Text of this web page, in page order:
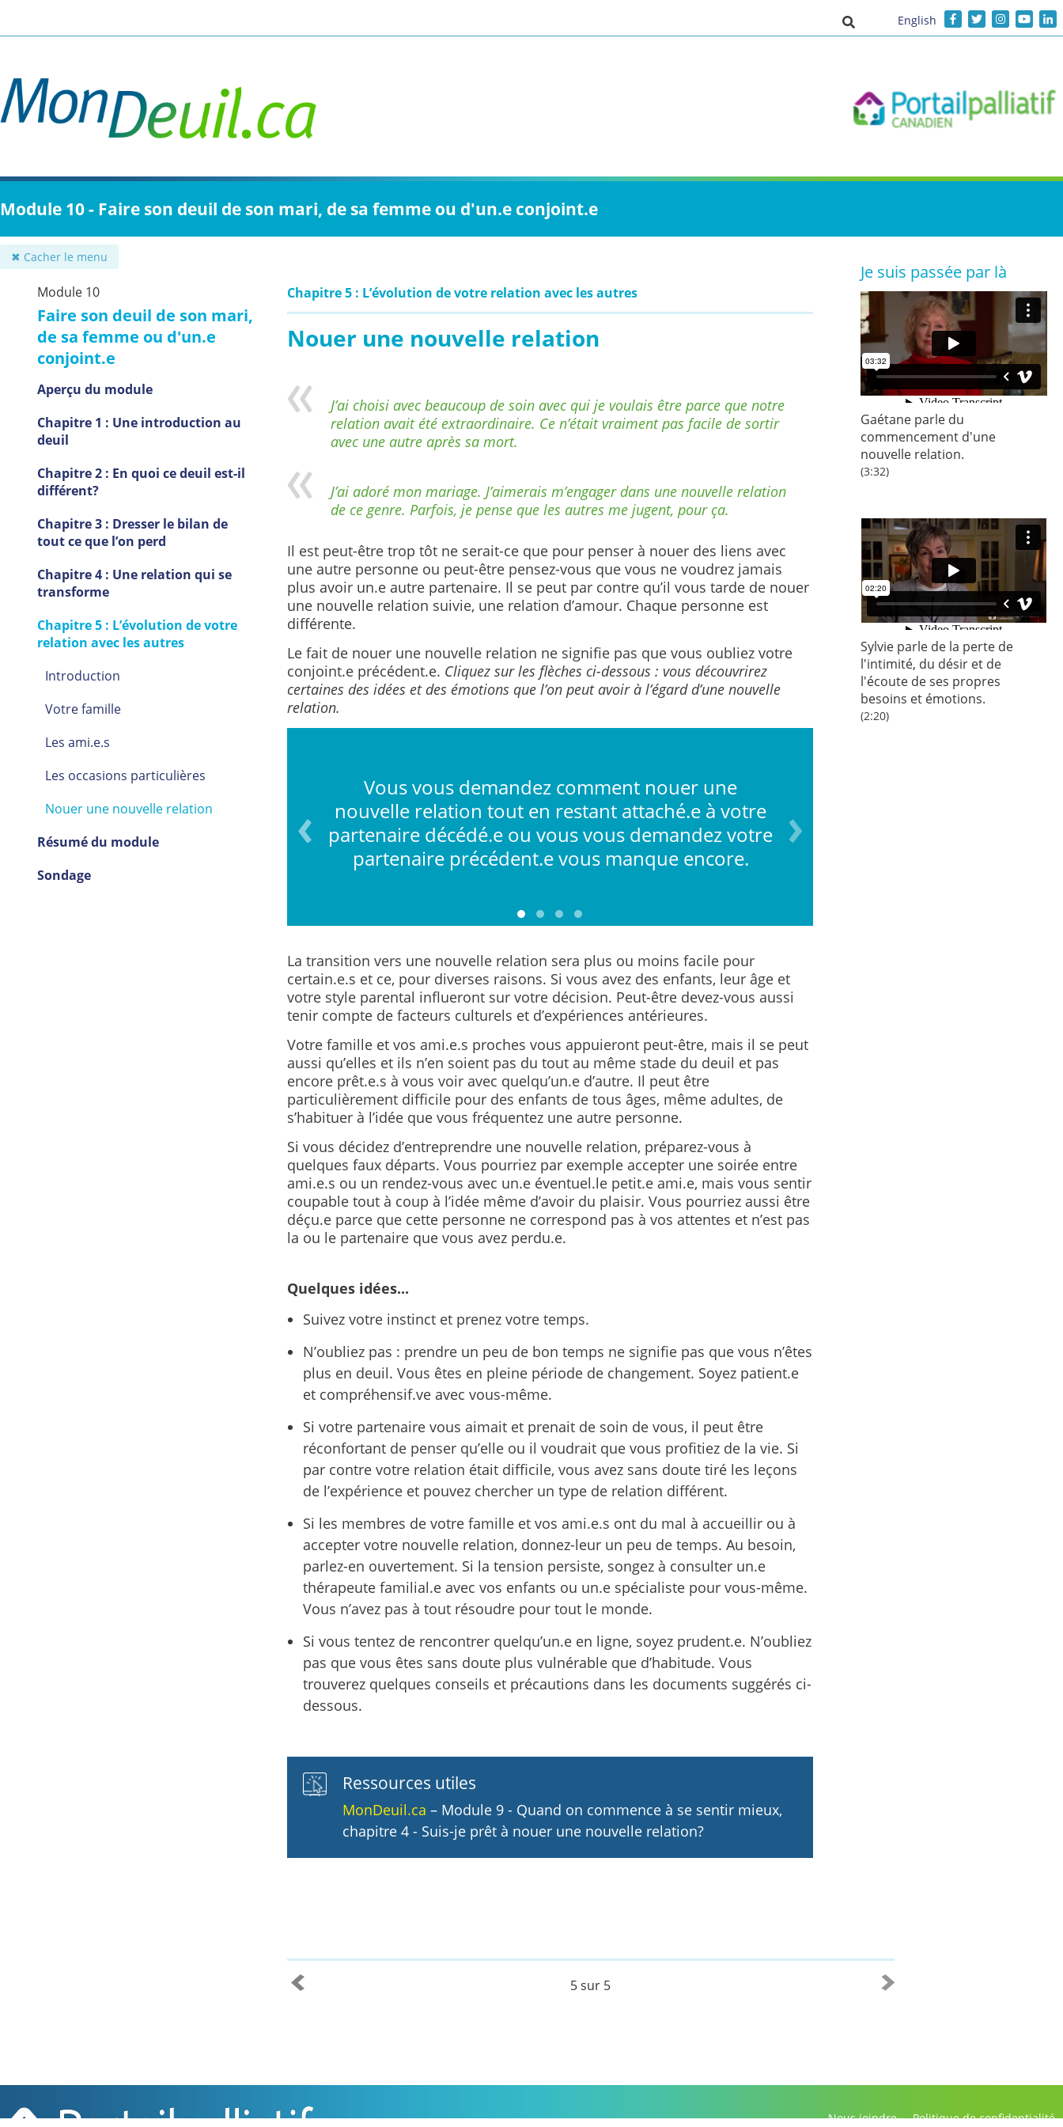
contenu
Activer/désactiver la saisie de
English
Module 10 - Faire son deuil de son mari, de sa femme ou d'un.e conjoint.e
✖ Cacher le menu
Module 10
Faire son deuil de son mari,
de sa femme ou d'un.e
conjoint.e
Aperçu du module
Chapitre 1 : Une introduction au
deuil
Chapitre 2 : En quoi ce deuil est-il
différent?
Chapitre 3 : Dresser le bilan de
tout ce que l’on perd
Chapitre 4 : Une relation qui se
transforme
Chapitre 5 : L’évolution de votre
relation avec les autres
Introduction
Votre famille
Les ami.e.s
Les occasions particulières
Nouer une nouvelle relation
Résumé du module
Sondage
Chapitre 5 : L’évolution de votre relation avec les autres
Nouer une nouvelle relation
J’ai choisi avec beaucoup de soin avec qui je voulais être parce que notre
relation avait été extraordinaire. Ce n’était vraiment pas facile de sortir
avec une autre après sa mort.
J’ai adoré mon mariage. J’aimerais m’engager dans une nouvelle relation
de ce genre. Parfois, je pense que les autres me jugent, pour ça.
Il est peut-être trop tôt ne serait-ce que pour penser à nouer des liens avec
une autre personne ou peut-être pensez-vous que vous ne voudrez jamais
plus avoir un.e autre partenaire. Il se peut par contre qu’il vous tarde de nouer
une nouvelle relation suivie, une relation d’amour. Chaque personne est
différente.
Le fait de nouer une nouvelle relation ne signifie pas que vous oubliez votre
conjoint.e précédent.e. Cliquez sur les flèches ci-dessous : vous découvrirez
certaines des idées et des émotions que l’on peut avoir à l’égard d’une nouvelle
relation.
vous craignez de
ou de faire les
erreurs.
Vous vous demandez comment nouer une
nouvelle relation tout en restant attaché.e à votre
partenaire décédé.e ou vous vous demandez votre
partenaire précédent.e vous manque encore.
La transition vers une nouvelle relation sera plus ou moins facile pour
certain.e.s et ce, pour diverses raisons. Si vous avez des enfants, leur âge et
votre style parental influeront sur votre décision. Peut-être devez-vous aussi
tenir compte de facteurs culturels et d’expériences antérieures.
Votre famille et vos ami.e.s proches vous appuieront peut-être, mais il se peut
aussi qu’elles et ils n’en soient pas du tout au même stade du deuil et pas
encore prêt.e.s à vous voir avec quelqu’un.e d’autre. Il peut être
particulièrement difficile pour des enfants de tous âges, même adultes, de
s’habituer à l’idée que vous fréquentez une autre personne.
Si vous décidez d’entreprendre une nouvelle relation, préparez-vous à
quelques faux départs. Vous pourriez par exemple accepter une soirée entre
ami.e.s ou un rendez-vous avec un.e éventuel.le petit.e ami.e, mais vous sentir
coupable tout à coup à l’idée même d’avoir du plaisir. Vous pourriez aussi être
déçu.e parce que cette personne ne correspond pas à vos attentes et n’est pas
la ou le partenaire que vous avez perdu.e.
Quelques idées...
Suivez votre instinct et prenez votre temps.
N’oubliez pas : prendre un peu de bon temps ne signifie pas que vous n’êtes
plus en deuil. Vous êtes en pleine période de changement. Soyez patient.e
et compréhensif.ve avec vous-même.
Si votre partenaire vous aimait et prenait de soin de vous, il peut être
réconfortant de penser qu’elle ou il voudrait que vous profitiez de la vie. Si
par contre votre relation était difficile, vous avez sans doute tiré les leçons
de l’expérience et pouvez chercher un type de relation différent.
Si les membres de votre famille et vos ami.e.s ont du mal à accueillir ou à
accepter votre nouvelle relation, donnez-leur un peu de temps. Au besoin,
parlez-en ouvertement. Si la tension persiste, songez à consulter un.e
thérapeute familial.e avec vos enfants ou un.e spécialiste pour vous-même.
Vous n’avez pas à tout résoudre pour tout le monde.
Si vous tentez de rencontrer quelqu’un.e en ligne, soyez prudent.e. N’oubliez
pas que vous êtes sans doute plus vulnérable que d’habitude. Vous
trouverez quelques conseils et précautions dans les documents suggérés ci-
dessous.
Ressources utiles
MonDeuil.ca – Module 9 - Quand on commence à se sentir mieux,
chapitre 4 - Suis-je prêt à nouer une nouvelle relation?
Je suis passée par là
Gaétane parle du
commencement d'une
nouvelle relation.
(3:32)
Sylvie parle de la perte de
l'intimité, du désir et de
l'écoute de ses propres
besoins et émotions.
(2:20)
5 sur 5
Nous joindre Politique de confidentialité